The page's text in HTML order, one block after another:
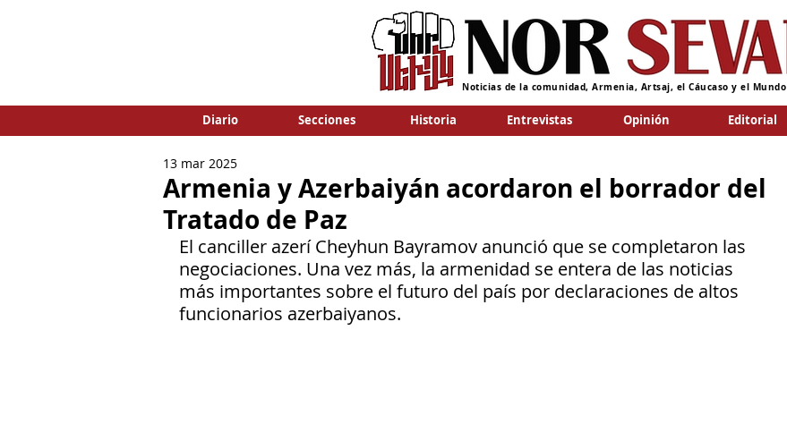
Noticias de la comunidad, Armenia, Artsaj, el Cáucaso y el Mundo
Diario Secciones Historia Entrevistas Opinión Editorial
Armenia y Azerbaiyán acordaron el borrador del
Tratado de Paz
13 mar 2025
El canciller azerí Cheyhun Bayramov anunció que se completaron las
negociaciones. Una vez más, la armenidad se entera de las noticias
más importantes sobre el futuro del país por declaraciones de altos
funcionarios azerbaiyanos.